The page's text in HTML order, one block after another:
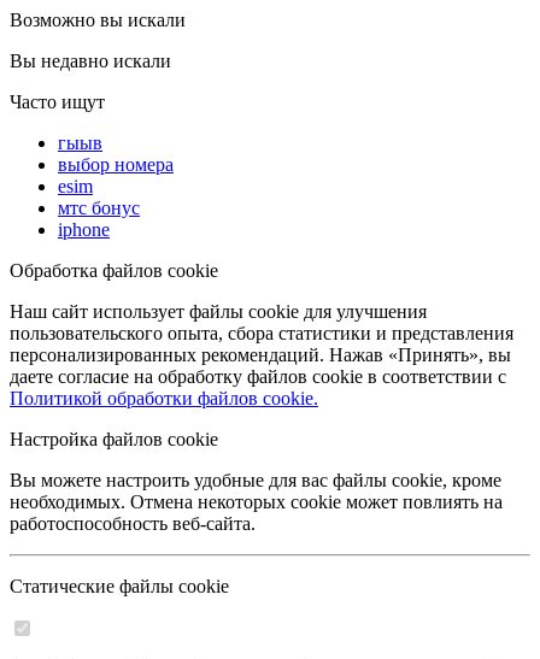
Возможно вы искали
Вы недавно искали
Часто ищут
гыыв
выбор номера
esim
мтс бонус
iphone
Обработка файлов cookie
Наш сайт использует файлы cookie для улучшения
пользовательского опыта, сбора статистики и представления
персонализированных рекомендаций. Нажав «Принять», вы
даете согласие на обработку файлов cookie в соответствии с
Политикой обработки файлов cookie.
Настройка файлов cookie
Вы можете настроить удобные для вас файлы cookie, кроме
необходимых. Отмена некоторых cookie может повлиять на
работоспособность веб-сайта.
Статические файлы cookie